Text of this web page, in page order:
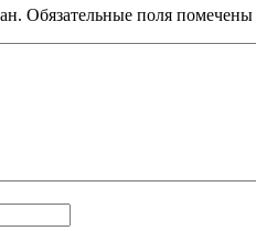
Обязательные поля помечены